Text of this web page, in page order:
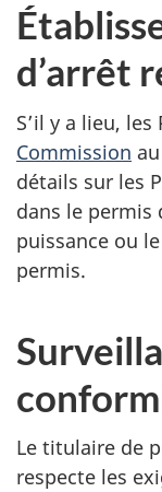
d’arrêt
S’il y a lieu,
Commission
détails sur les
dans le permis
puissance ou
permis.
Le titulaire de
respecte les